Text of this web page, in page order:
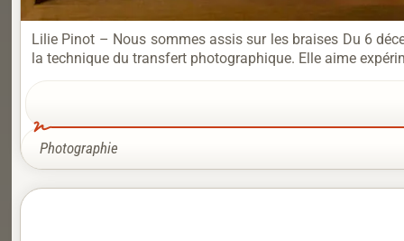
Lilie Pinot – Nous sommes assis sur les braises Du 6
la technique du transfert photographique. Elle aime
Photographie